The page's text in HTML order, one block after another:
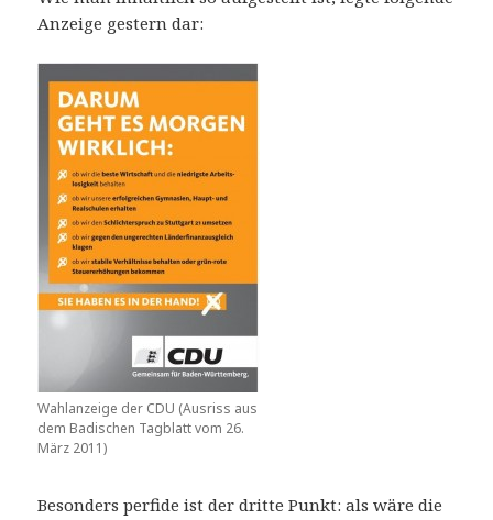
Anzeige gestern dar:
Wahlanzeige der CDU (Ausriss aus
dem Badischen Tagblatt vom 26.
März 2011)
Besonders perfide ist der dritte Punkt: als wäre die